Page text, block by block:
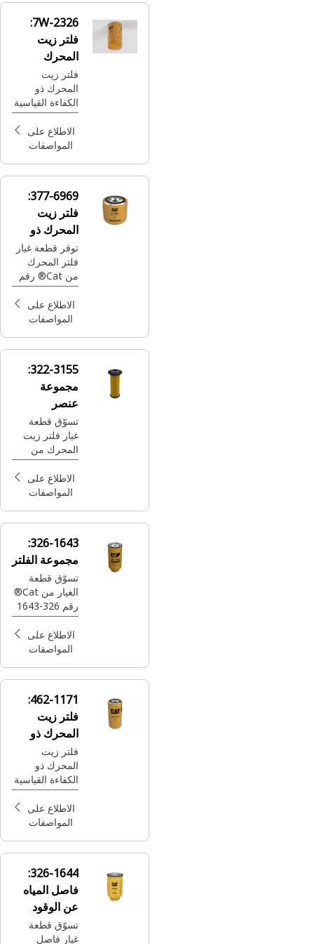
7W-2326:
فلتر زيت
المحرك
فلتر زيت
المحرك ذو
الكفاءة القياسية
الاطلاع على
المواصفات
377-6969:
فلتر زيت
المحرك ذو
الكفاءة
القياسية
توفر قطعة غيار
فلتر المحرك
من Cat® رقم
377-6969
كفاءة قياسية
لحماية محرك
على التشغيل
الاطلاع على
المواصفات
322-3155:
مجموعة
عنصر
تسوّق قطعة
غيار فلتر زيت
المحرك من
Cat® رقم 322-
3155 التي توفر
كفاءة قياسية
ماكينتك والحفاظ
بسلاسة.
الاطلاع على
المواصفات
326-1643:
مجموعة الفلتر
تسوّق قطعة
الغيار من Cat®
رقم 326-1643
لفاصل الوقود
عن المياه بكفاءة
متقدمة المصمم
الحرة بنسبة
المستحلبة بنسبة
90% إلى جانب
الملوثات الأصغر
حجمًا، في أثناء
المساعدة على
إطالة العمر
الافتراضي
للفلتر الثانوي
والحواقن.
الاطلاع على
المواصفات
462-1171:
فلتر زيت
المحرك ذو
الكفاءة
القياسية
فلتر زيت
المحرك ذو
الكفاءة القياسية
الاطلاع على
المواصفات
326-1644:
فاصل المياه
عن الوقود
تسوّق قطعة
غيار فاصل